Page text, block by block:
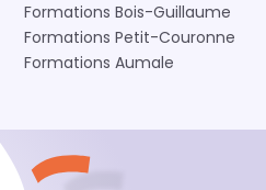
Formations Bois-Guillaume
Formations Petit-Couronne
Formations Aumale